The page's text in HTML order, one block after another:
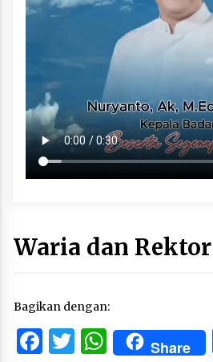
Waria dan
Bagikan dengan:
Facebook
TwitterShare